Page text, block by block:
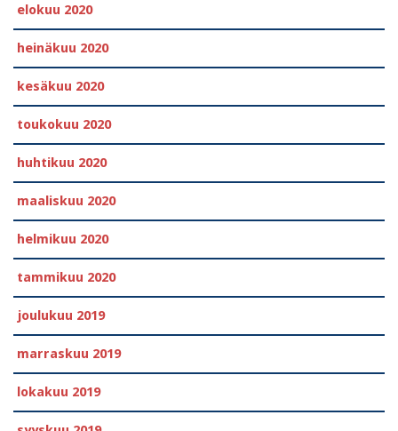
elokuu 2020
heinäkuu 2020
kesäkuu 2020
toukokuu 2020
huhtikuu 2020
maaliskuu 2020
helmikuu 2020
tammikuu 2020
joulukuu 2019
marraskuu 2019
lokakuu 2019